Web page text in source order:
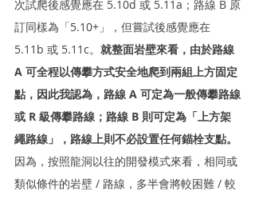
次試爬後感覺應在 5.10d 或 5.11a；路線 B 原
訂同樣為「5.10+」，但嘗試後感覺應在
5.11b 或 5.11c。 就整面岩壁來看，由於路線
A 可全程以傳攀方式安全地爬到兩組上方固定
點，因此我認為，路線 A 可定為一般傳攀路線
或 R 級傳攀路線；路線 B 則可定為「上方架
繩路線」，路線上則不必設置任何錨栓支點。
因為，按照龍洞以往的開發模式來看，相同或
類似條件的岩壁 / 路線，多半會將較困難 / 較